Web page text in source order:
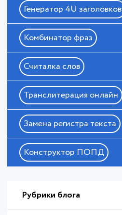
Генератор 4U заголовков
Комбинатор фраз
Считалка слов
Транслитерация онлайн
Замена регистра текста
Конструктор ПОПД
Рубрики блога